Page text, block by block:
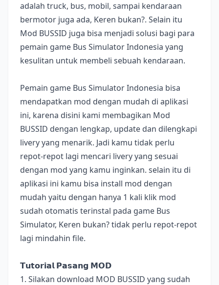
adalah truck, bus, mobil, sampai kendaraan
bermotor juga ada, Keren bukan?. Selain itu
Mod BUSSID juga bisa menjadi solusi bagi para
pemain game Bus Simulator Indonesia yang
kesulitan untuk membeli sebuah kendaraan.
Pemain game Bus Simulator Indonesia bisa
mendapatkan mod dengan mudah di aplikasi
ini, karena disini kami membagikan Mod
BUSSID dengan lengkap, update dan dilengkapi
livery yang menarik. Jadi kamu tidak perlu
repot-repot lagi mencari livery yang sesuai
dengan mod yang kamu inginkan. selain itu di
aplikasi ini kamu bisa install mod dengan
mudah yaitu dengan hanya 1 kali klik mod
sudah otomatis terinstal pada game Bus
Simulator, Keren bukan? tidak perlu repot-repot
lagi mindahin file.
𝗧𝘂𝘁𝗼𝗿𝗶𝗮𝗹 𝗣𝗮𝘀𝗮𝗻𝗴 𝗠𝗢𝗗
1. Silakan download MOD BUSSID yang sudah